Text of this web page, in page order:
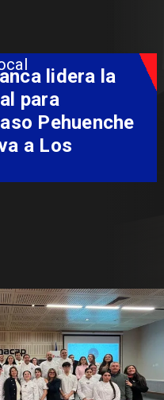
a los
y artesanos de
inscripciones
red de
más grande